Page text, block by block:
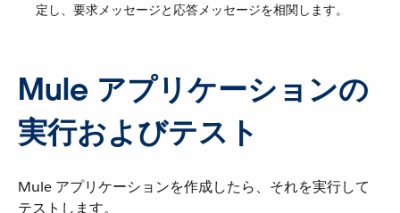
定し、要求メッセージと応答メッセージを相関します。
Mule アプリケーションの
実行およびテスト
Mule アプリケーションを作成したら、それを実行して
テストします。